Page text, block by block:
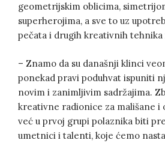
geometrijskim oblicima,
superherojima, a sve to uz
pečata i drugih kreativnih tehnika
– Znamo da su današnji klinci
ponekad pravi poduhvat ispuniti
novim i zanimljivim sadržajima.
kreativne radionice za mališane i
već u prvoj grupi polaznika biti
umetnici i talenti, koje ćemo